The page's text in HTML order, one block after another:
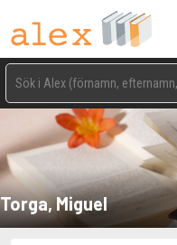
Torga, Miguel